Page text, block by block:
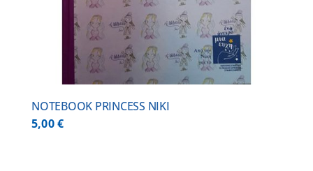
NOTEBOOK PRINCESS NIKI
5,00€